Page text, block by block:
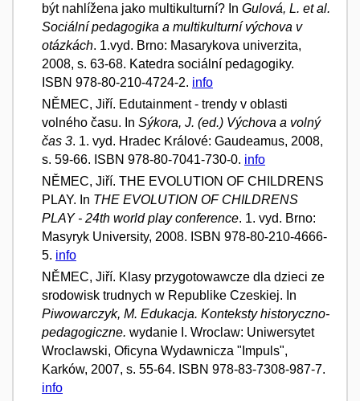
být nahlížena jako multikulturní? In Gulová, L. et al.
Sociální pedagogika a multikulturní výchova v
otázkách. 1.vyd. Brno: Masarykova univerzita,
2008, s. 63-68. Katedra sociální pedagogiky.
ISBN 978-80-210-4724-2. info
NĚMEC, Jiří. Edutainment - trendy v oblasti
volného času. In Sýkora, J. (ed.) Výchova a volný
čas 3. 1. vyd. Hradec Králové: Gaudeamus, 2008,
s. 59-66. ISBN 978-80-7041-730-0. info
NĚMEC, Jiří. THE EVOLUTION OF CHILDRENS
PLAY. In THE EVOLUTION OF CHILDRENS
PLAY - 24th world play conference. 1. vyd. Brno:
Masyryk University, 2008. ISBN 978-80-210-4666-
5. info
NĚMEC, Jiří. Klasy przygotowawcze dla dzieci ze
srodowisk trudnych w Republike Czeskiej. In
Piwowarczyk, M. Edukacja. Konteksty historyczno-
pedagogiczne. wydanie I. Wroclaw: Uniwersytet
Wroclawski, Oficyna Wydawnicza "Impuls",
Karków, 2007, s. 55-64. ISBN 978-83-7308-987-7.
info